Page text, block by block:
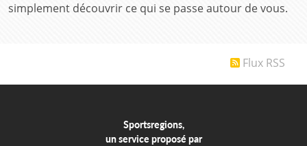
simplement découvrir ce qui se passe autour de vous.
Flux RSS
Sportsregions,
un service proposé par